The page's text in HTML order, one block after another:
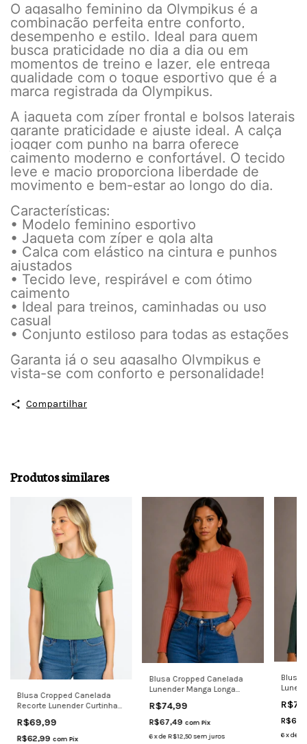
O agasalho feminino da Olympikus é a
combinação perfeita entre conforto,
desempenho e estilo. Ideal para quem
busca praticidade no dia a dia ou em
momentos de treino e lazer, ele entrega
qualidade com o toque esportivo que é a
marca registrada da Olympikus.
A jaqueta com zíper frontal e bolsos laterais
garante praticidade e ajuste ideal. A calça
jogger com punho na barra oferece
caimento moderno e confortável. O tecido
leve e macio proporciona liberdade de
movimento e bem-estar ao longo do dia.
Características:
• Modelo feminino esportivo
• Jaqueta com zíper e gola alta
• Calça com elástico na cintura e punhos
ajustados
• Tecido leve, respirável e com ótimo
caimento
• Ideal para treinos, caminhadas ou uso
casual
• Conjunto estiloso para todas as estações
Garanta já o seu agasalho Olympikus e
vista-se com conforto e personalidade!
Compartilhar
Produtos similares
Blusa Cropped Canelada
Recorte Lunender Curtinha
R$69,99
R$62,99 com Pix
Blusa Cropped Canelada
Lunender Manga Longa
R$74,99
R$67,49 com Pix
6xdeR$12,50 sem juros
Blusa
6xde